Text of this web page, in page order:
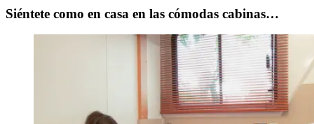
Siéntete como en casa en las cómodas cabinas…